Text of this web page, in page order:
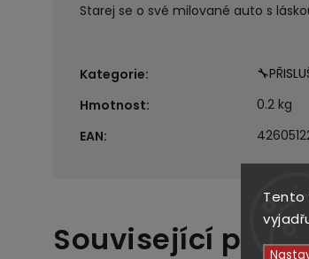
Tento
Starej se o své milované auto s
Kategorie:
Hmotnost:
0.2 kg
EAN:
Související